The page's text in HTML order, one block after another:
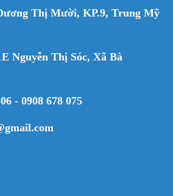
Thị Mười, KP.9, Trung Mỹ
Nguyễn Thị Sóc, Xã Bà
- 0908 678 075